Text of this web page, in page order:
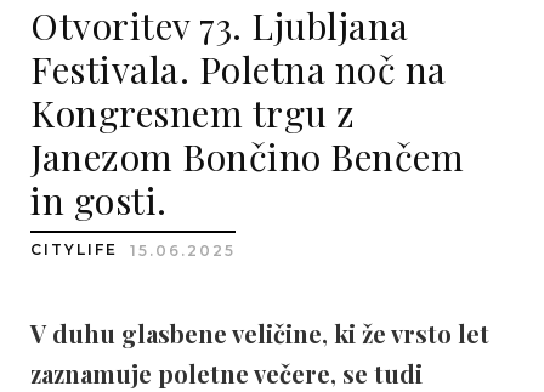
Otvoritev 73. Ljubljana
Festivala. Poletna noč na
Kongresnem trgu z
Janezom Bončino Benčem
in gosti.
CITYLIFE 15.06.2025
V duhu glasbene veličine, ki že vrsto let
zaznamuje poletne večere, se tudi